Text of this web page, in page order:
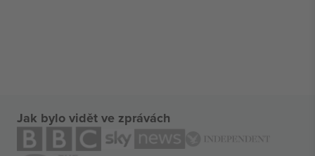
Jak bylo vidět ve zprávách